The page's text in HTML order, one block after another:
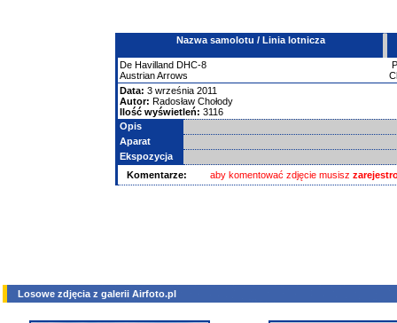
Nazwa samolotu / Linia lotnicza
De Havilland DHC-8
Austrian Arrows
Data: 3 września 2011
Autor: Radosław Chołody
Ilość wyświetleń: 3116
Opis
Aparat
Ekspozycja
Komentarze:
aby komentować zdjęcie musisz
Losowe zdjęcia z galerii Airfoto.pl